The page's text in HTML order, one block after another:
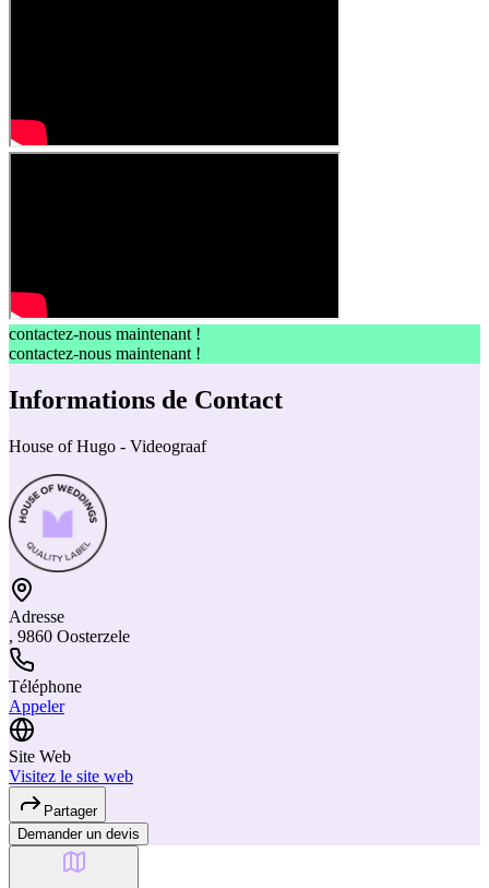
contactez-nous maintenant !
contactez-nous maintenant !
Informations de Contact
House of Hugo - Videograaf
Adresse
, 9860 Oosterzele
Téléphone
Appeler
Site Web
Visitez le site web
Partager
Demander un devis